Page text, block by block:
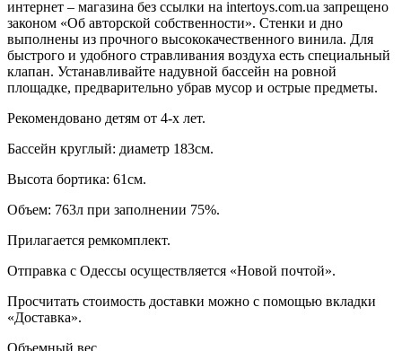
интернет – магазина без ссылки на intertoys.com.ua запрещено
законом «Об авторской собственности». Стенки и дно
выполнены из прочного высококачественного винила. Для
быстрого и удобного стравливания воздуха есть специальный
клапан. Устанавливайте надувной бассейн на ровной
площадке, предварительно убрав мусор и острые предметы.
Рекомендовано детям от 4-х лет.
Бассейн круглый: диаметр 183см.
Высота бортика: 61см.
Объем: 763л при заполнении 75%.
Прилагается ремкомплект.
Отправка с Одессы осуществляется «Новой почтой».
Просчитать стоимость доставки можно с помощью вкладки
«Доставка».
Объемный вес